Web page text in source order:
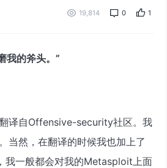
19,814 0 1
我的斧头。”
译自Offensive-security社区。我
当然，在翻译的时候我也加上了
我一般都会对我的Metasploit上面